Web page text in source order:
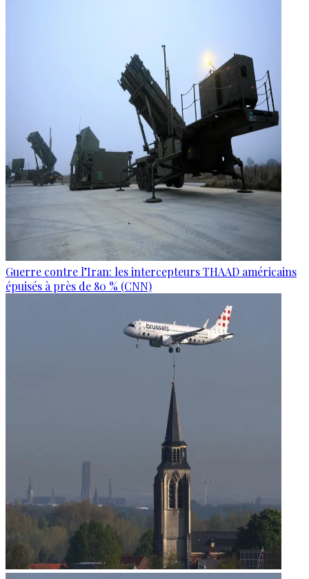
Guerre contre l’Iran: les intercepteurs THAAD américains
épuisés à près de 80 % (CNN)